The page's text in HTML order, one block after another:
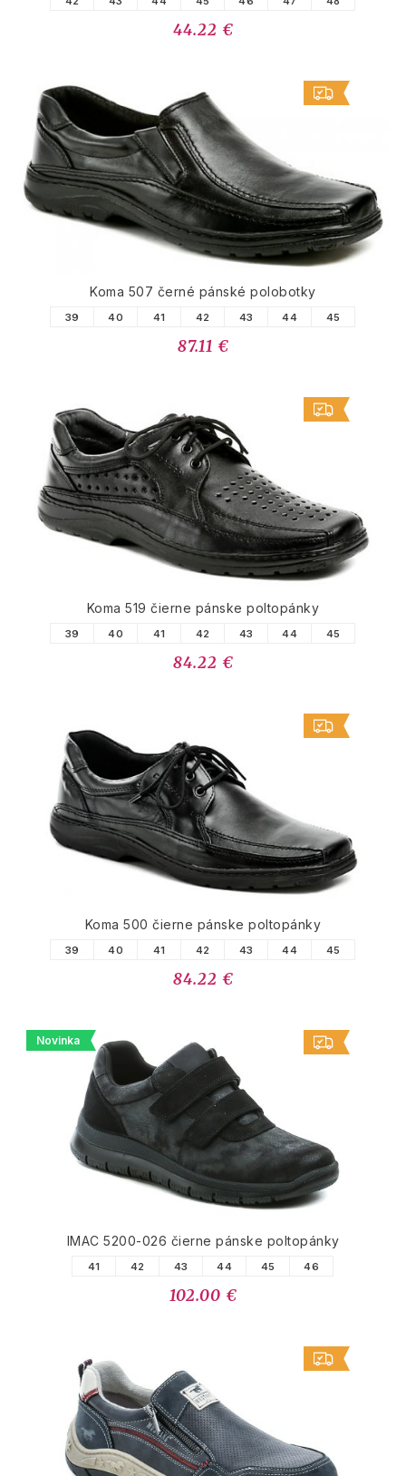
44.22 €
Koma 507 černé pánské polobotky
39 40 41 42 43 44 45
87.11 €
Koma 519 čierne pánske poltopánky
39 40 41 42 43 44 45
84.22 €
Koma 500 čierne pánske poltopánky
39 40 41 42 43 44 45
84.22 €
Novinka
IMAC 5200-026 čierne pánske poltopánky
41 42 43 44 45 46
102.00 €